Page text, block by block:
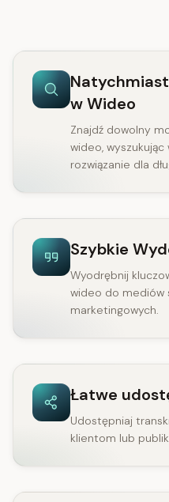
w Wideo
Znajdź dowolny
wideo,
rozwiązanie dla
Szybkie
Wyodrębnij
wideo do mediów
marketingowych.
Łatwe
Udostępniaj
klientom lub